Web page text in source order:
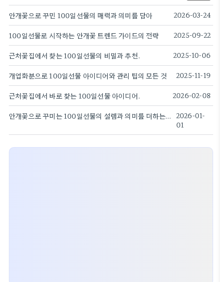
안개꽃으로 꾸민 100일선물의 매력과 의미를 담아 2026-03-24
100일선물로 시작하는 안개꽃 트렌드 가이드의 전략 2025-09-22
근처꽃집에서 찾는 100일선물의 비밀과 추천. 2025-10-06
개업화분으로 100일선물 아이디어와 관리 팁의 모든 것 2025-11-19
근처꽃집에서 바로 찾는 100일선물 아이디어. 2026-02-08
안개꽃으로 꾸미는 100일선물의 설렘과 의미를 더하는 순간
2026-01-
01